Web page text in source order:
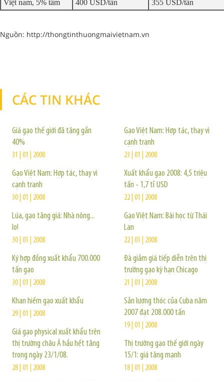
Việt nam, 5% tấm
400 USD/tấn 355 USD/tấn
Nguồn: http://thongtinthuongmaivietnam.vn
CÁC TIN KHÁC
Giá gạo thế giới đã tăng gần
40%
31 | 01 | 2008
Gạo Việt Nam: Hợp tác, thay vì
cạnh tranh
30 | 01 | 2008
Lúa, gạo tăng giá: Nhà nông...
lo!
30 | 01 | 2008
Ký hợp đồng xuất khẩu 700.000
tấn gạo
30 | 01 | 2008
Khan hiếm gạo xuất khẩu
29 | 01 | 2008
Giá gạo physical xuất khẩu trên
thị trường châu Á hầu hết tăng
trong ngày 23/1/08.
28 | 01 | 2008
Gạo Việt Nam: Hợp tác, thay vì
cạnh tranh
23 | 01 | 2008
Xuất khẩu gạo 2008: 4,5 triệu
tấn - 1,7 tỉ USD
22 | 01 | 2008
Gạo Việt Nam: Bài học từ Thái
Lan
22 | 01 | 2008
Đà giảm giá tiếp diễn trên thị
trường gạo kỳ hạn Chicago
21 | 01 | 2008
Sản lượng thóc của Cuba năm
2007 đạt 208.000 tấn
19 | 01 | 2008
Thị trường gạo thế giới ngày
15/1: giá tăng mạnh
18 | 01 | 2008